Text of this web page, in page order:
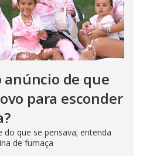
anúncio de que
para esconder
que se pensava; entenda
de fumaça